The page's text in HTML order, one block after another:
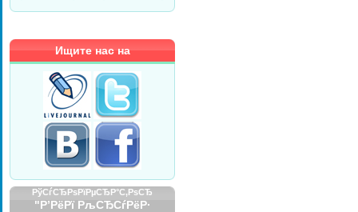
Ищите нас на
РўСѓСЂРѕРїРµСЂР°С‚РѕСЂ
"Р’РёРї РљСЂСѓРёР·